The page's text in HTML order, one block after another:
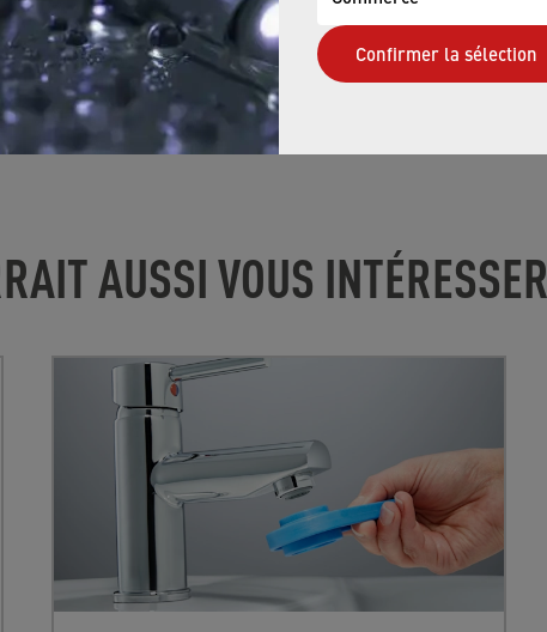
Confirmer la sélection
info@neoperl.com
AUSSI VOUS